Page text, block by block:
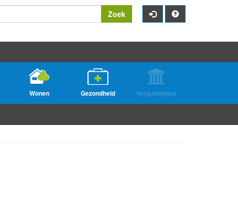
Zoek
Wonen Gezondheid Vergunningen